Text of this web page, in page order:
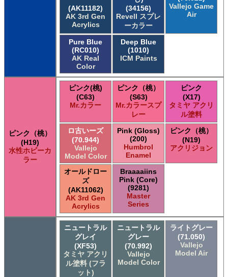
(AK11182)
AK 3rd Gen
Acrylics
(34156)
Revell スプレ
ーカラー
Vallejo Game
Air
Pure Blue
(RC010)
AK Real
Color
Deep Blue
(1010)
ICM Paints
ピンク（桃）
(H19)
水性ホビーカ
ラー
ピンク(桃)
(C63)
Mr.カラー
ピンク（桃）
(S63)
Mr.カラースプ
レー
ピンク
(X17)
タミヤ アクリ
ル塗料
ロ古いーズ
(70.944)
Vallejo
Model Color
Pink (Gloss)
(200)
Humbrol
Enamel
ピンク（桃）
(N19)
アクリジョン
オールドロー
ズ
(AK11062)
AK 3rd Gen
Acrylics
Braaaaiins
Pink (Core)
(9281)
Master
Series
ニュートラル
グレイ
(XF53)
タミヤ アクリ
ル塗料 (フラ
ット)
ニュートラル
グレー
(70.992)
Vallejo
Model Color
ライトグレー
(71.050)
Vallejo
Model Air